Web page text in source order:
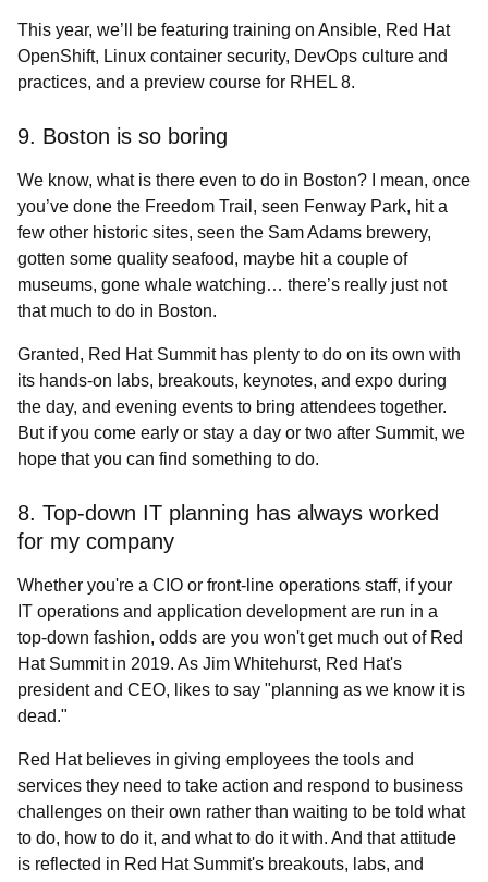
This year, we’ll be featuring training on Ansible, Red Hat
OpenShift, Linux container security, DevOps culture and
practices, and a preview course for RHEL 8.
9. Boston is so boring
We know, what is there even to do in Boston? I mean, once
you’ve done the Freedom Trail, seen Fenway Park, hit a
few other historic sites, seen the Sam Adams brewery,
gotten some quality seafood, maybe hit a couple of
museums, gone whale watching… there’s really just not
that much to do in Boston.
Granted, Red Hat Summit has plenty to do on its own with
its hands-on labs, breakouts, keynotes, and expo during
the day, and evening events to bring attendees together.
But if you come early or stay a day or two after Summit, we
hope that you can find something to do.
8. Top-down IT planning has always worked
for my company
Whether you're a CIO or front-line operations staff, if your
IT operations and application development are run in a
top-down fashion, odds are you won't get much out of Red
Hat Summit in 2019. As Jim Whitehurst, Red Hat's
president and CEO, likes to say "planning as we know it is
dead."
Red Hat believes in giving employees the tools and
services they need to take action and respond to business
challenges on their own rather than waiting to be told what
to do, how to do it, and what to do it with. And that attitude
is reflected in Red Hat Summit's breakouts, labs, and